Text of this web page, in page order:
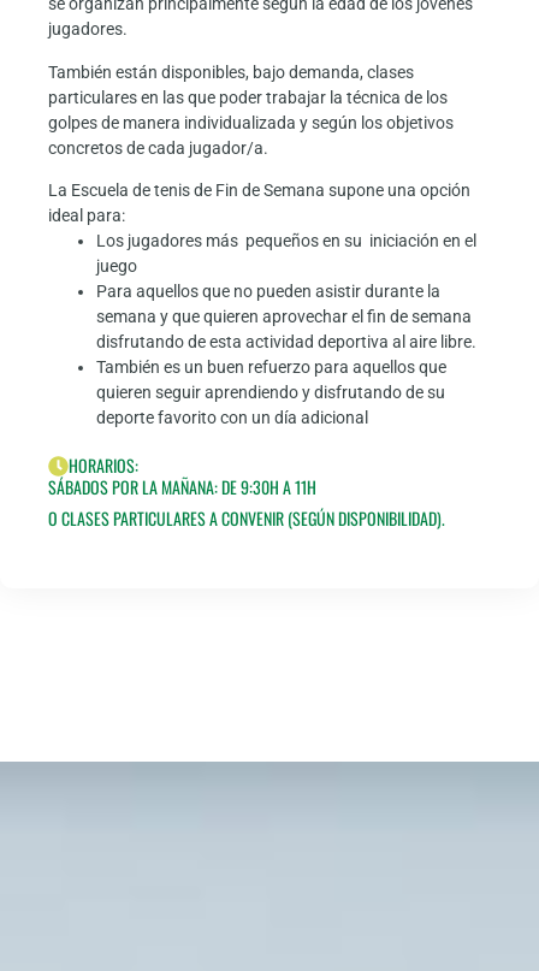
se organizan principalmente según la edad de los jóvenes
jugadores.
También están disponibles, bajo demanda, clases
particulares en las que poder trabajar la técnica de los
golpes de manera individualizada y según los objetivos
concretos de cada jugador/a.
La Escuela de tenis de Fin de Semana supone una opción
ideal para:
Los jugadores más pequeños en su iniciación en el
juego
Para aquellos que no pueden asistir durante la
semana y que quieren aprovechar el fin de semana
disfrutando de esta actividad deportiva al aire libre.
También es un buen refuerzo para aquellos que
quieren seguir aprendiendo y disfrutando de su
deporte favorito con un día adicional
HORARIOS:
SÁBADOS POR LA MAÑANA: DE 9:30H A 11H
O CLASES PARTICULARES A CONVENIR (SEGÚN DISPONIBILIDAD).